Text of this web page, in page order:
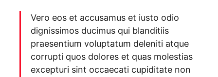
Vero eos et accusamus et iusto odio
dignissimos ducimus qui blanditiis
praesentium voluptatum deleniti atque
corrupti quos dolores et quas molestias
excepturi sint occaecati cupiditate non